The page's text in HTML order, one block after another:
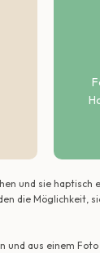
und sie
die
aus einem